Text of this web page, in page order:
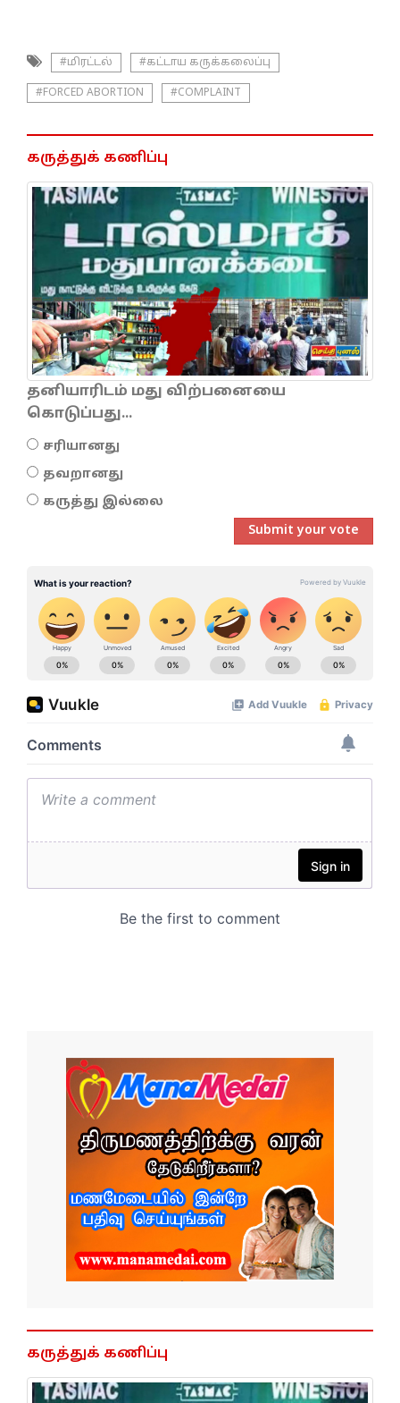
#மிரட்டல் #கட்டாய கருக்கலைப்பு
#FORCED ABORTION #COMPLAINT
கருத்துக் கணிப்பு
தனியாரிடம் மது விற்பனையை
கொடுப்பது...
சரியானது
தவறானது
கருத்து இல்லை
Submit your vote
கருத்துக் கணிப்பு